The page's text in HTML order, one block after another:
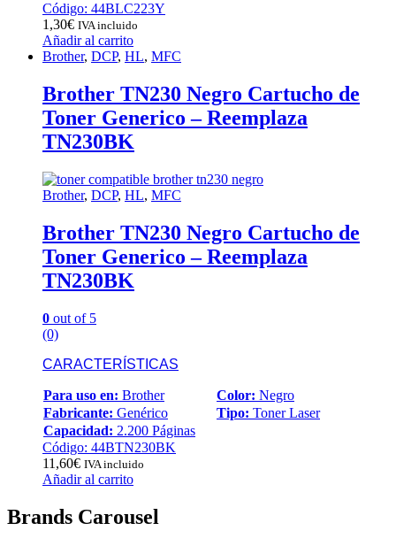
Código: 44BLC223Y
1,30€ IVA incluido
Añadir al carrito
Brother, DCP, HL, MFC
Brother TN230 Negro Cartucho de
Toner Generico – Reemplaza
TN230BK
Brother, DCP, HL, MFC
Brother TN230 Negro Cartucho de
Toner Generico – Reemplaza
TN230BK
0 out of 5
(0)
CARACTERÍSTICAS
Para uso en: Brother Color: Negro
Fabricante: Genérico Tipo: Toner Laser
Capacidad: 2.200 Páginas
Código: 44BTN230BK
11,60€ IVA incluido
Añadir al carrito
Brands Carousel